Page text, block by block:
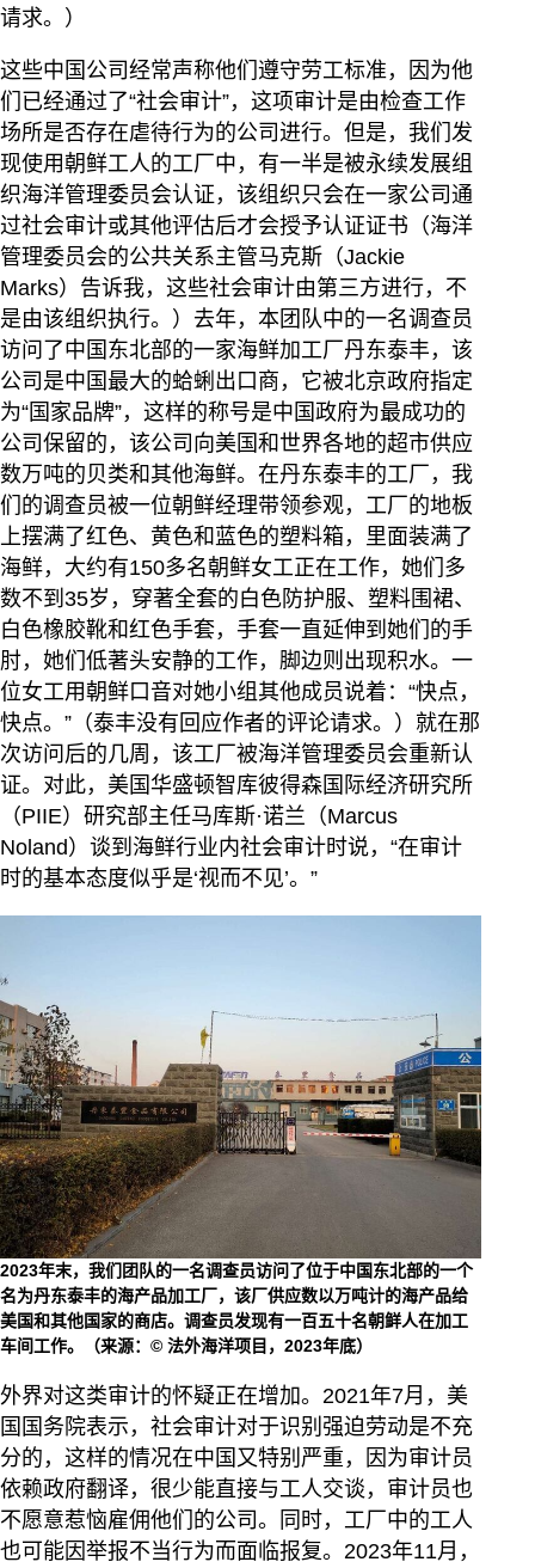
请求。）
这些中国公司经常声称他们遵守劳工标准，因为他
们已经通过了“社会审计”，这项审计是由检查工作
场所是否存在虐待行为的公司进行。但是，我们发
现使用朝鲜工人的工厂中，有一半是被永续发展组
织海洋管理委员会认证，该组织只会在一家公司通
过社会审计或其他评估后才会授予认证证书（海洋
管理委员会的公共关系主管马克斯（Jackie
Marks）告诉我，这些社会审计由第三方进行，不
是由该组织执行。）去年，本团队中的一名调查员
访问了中国东北部的一家海鲜加工厂丹东泰丰，该
公司是中国最大的蛤蜊出口商，它被北京政府指定
为“国家品牌”，这样的称号是中国政府为最成功的
公司保留的，该公司向美国和世界各地的超市供应
数万吨的贝类和其他海鲜。在丹东泰丰的工厂，我
们的调查员被一位朝鲜经理带领参观，工厂的地板
上摆满了红色、黄色和蓝色的塑料箱，里面装满了
海鲜，大约有150多名朝鲜女工正在工作，她们多
数不到35岁，穿著全套的白色防护服、塑料围裙、
白色橡胶靴和红色手套，手套一直延伸到她们的手
肘，她们低著头安静的工作，脚边则出现积水。一
位女工用朝鲜口音对她小组其他成员说着：“快点，
快点。”（泰丰没有回应作者的评论请求。）就在那
次访问后的几周，该工厂被海洋管理委员会重新认
证。对此，美国华盛顿智库彼得森国际经济研究所
（PIIE）研究部主任马库斯·诺兰（Marcus
Noland）谈到海鲜行业内社会审计时说，“在审计
时的基本态度似乎是‘视而不见’。”
2023年末，我们团队的一名调查员访问了位于中国东北部的一个
名为丹东泰丰的海产品加工厂，该厂供应数以万吨计的海产品给
美国和其他国家的商店。调查员发现有一百五十名朝鲜人在加工
车间工作。（来源：© 法外海洋项目，2023年底）
外界对这类审计的怀疑正在增加。2021年7月，美
国国务院表示，社会审计对于识别强迫劳动是不充
分的，这样的情况在中国又特别严重，因为审计员
依赖政府翻译，很少能直接与工人交谈，审计员也
不愿意惹恼雇佣他们的公司。同时，工厂中的工人
也可能因举报不当行为而面临报复。2023年11月，